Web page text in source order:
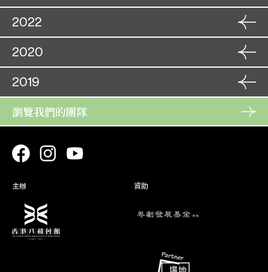
25. 11
08. 09
蠻漢刁妻
葛靜娘
11. 01
角色
司馬焦桐
10. 09
11. 09
2022
31. 12
01. 01
18. 08
活命金牌
梁紫玉
2020
16. 12
17. 12
06. 01
狸貓換太子(上本) (補場)
劉皇后
2019
04. 10
05. 10
狸貓換太子(上本)
瀏覽我們的團隊
主辦 資助